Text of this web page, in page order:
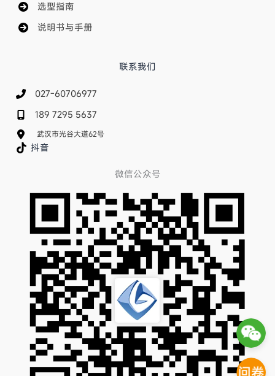
选型指南
说明书与手册
联系我们
027-60706977
189 7295 5637
武汉市光谷大道62号
抖音
微信公众号